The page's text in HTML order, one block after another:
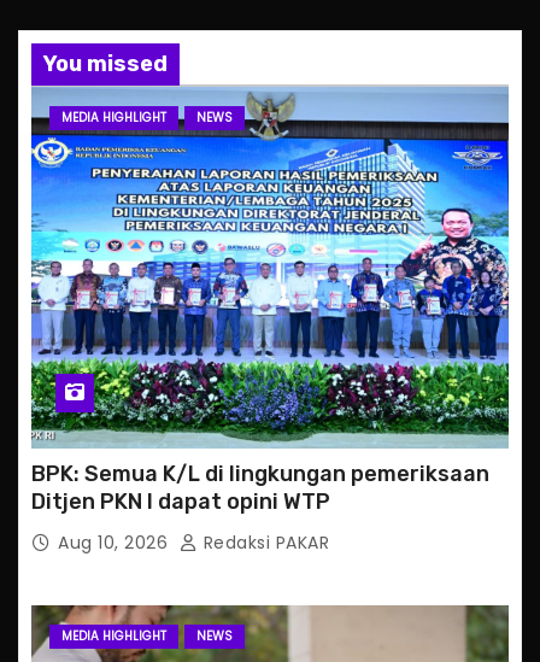
You missed
MEDIA HIGHLIGHT NEWS
BPK: Semua K/L di lingkungan pemeriksaan
Ditjen PKN I dapat opini WTP
Aug 10, 2026 Redaksi PAKAR
MEDIA HIGHLIGHT NEWS